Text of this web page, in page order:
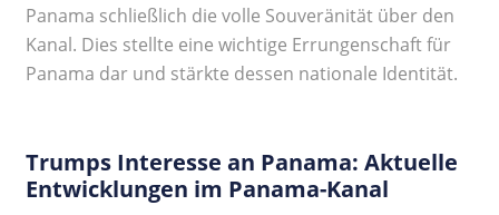
Panama schließlich die volle Souveränität über den
Kanal. Dies stellte eine wichtige Errungenschaft für
Panama dar und stärkte dessen nationale Identität.
Trumps Interesse an Panama: Aktuelle
Entwicklungen im Panama-Kanal